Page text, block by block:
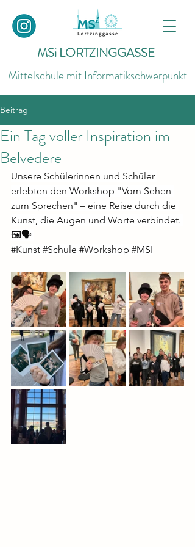
MSi LORTZINGGASSE
Mittelschule mit Informatikschwerpunkt
Beitrag
Ein Tag voller Inspiration im
Belvedere
Unsere Schülerinnen und Schüler
erlebten den Workshop "Vom Sehen
zum Sprechen" – eine Reise durch die
Kunst, die Augen und Worte verbindet.
🖼️🗣️
#Kunst #Schule #Workshop #MSI